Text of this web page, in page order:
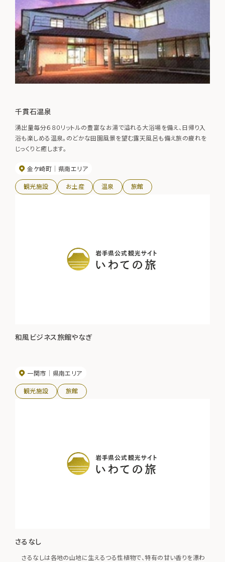
千貫石温泉
湧出量毎分６８０リットルの豊富なお湯で溢れる大浴場を備え、日帰り入
浴も楽しめる温泉。のどかな田園風景を望む露天風呂も備え旅の疲れを
じっくりと癒します。
金ケ崎町 県南エリア
観光施設 お土産 温泉 旅館
和風ビジネス旅館やなぎ
一関市 県南エリア
観光施設 旅館
さるなし
さるなしは各地の山地に生えるつる性植物で、特有の甘い香りを漂わ